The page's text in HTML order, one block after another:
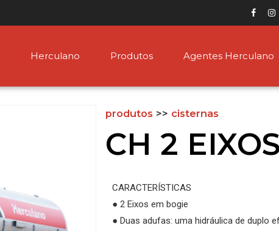
Herculano Produtos Agentes Herculano
produtos >> cisternas
CH 2 EIXOS
CARACTERÍSTICAS
● 2 Eixos em bogie
● Duas adufas: uma hidráulica de duplo